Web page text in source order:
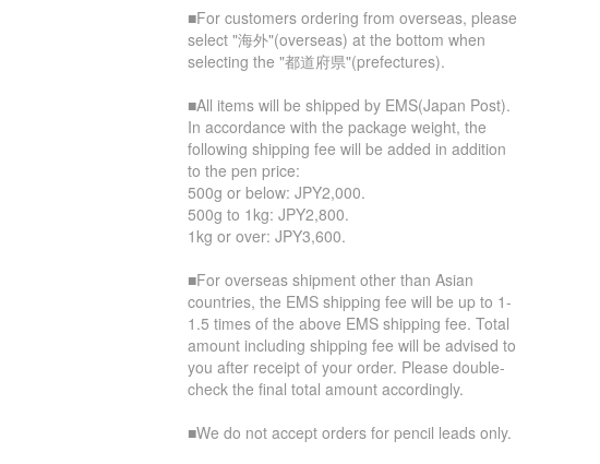
■For customers ordering from overseas, please
select "海外"(overseas) at the bottom when
selecting the "都道府県"(prefectures).
■All items will be shipped by EMS(Japan Post).
In accordance with the package weight, the
following shipping fee will be added in addition
to the pen price:
500g or below: JPY2,000.
500g to 1kg: JPY2,800.
1kg or over: JPY3,600.
■For overseas shipment other than Asian
countries, the EMS shipping fee will be up to 1-
1.5 times of the above EMS shipping fee. Total
amount including shipping fee will be advised to
you after receipt of your order. Please double-
check the final total amount accordingly.
■We do not accept orders for pencil leads only.